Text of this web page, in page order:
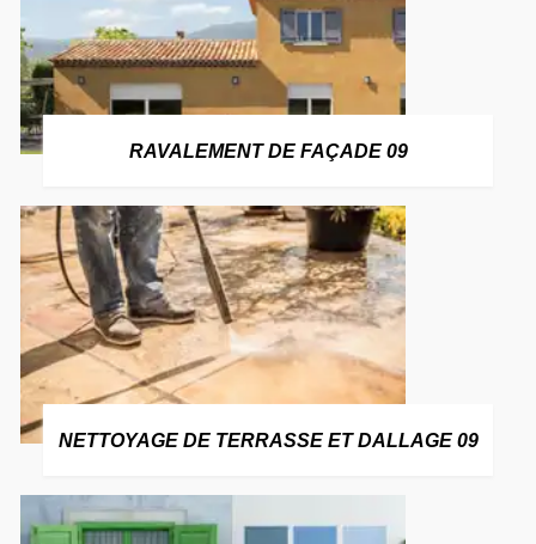
RAVALEMENT DE FAÇADE 09
NETTOYAGE DE TERRASSE ET DALLAGE 09